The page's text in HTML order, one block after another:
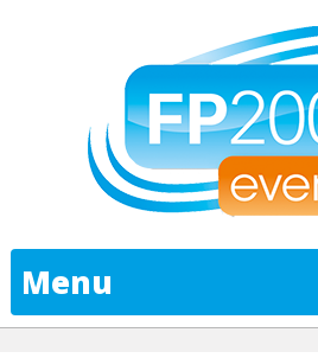
Menu